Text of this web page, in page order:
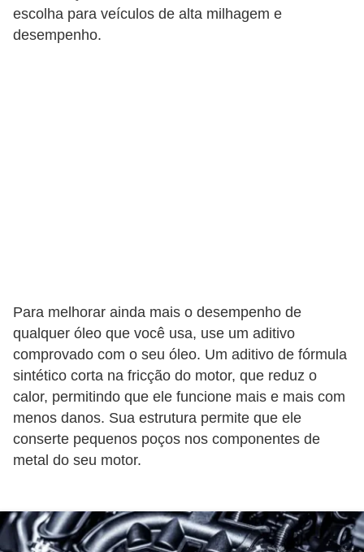
escolha para veículos de alta milhagem e
desempenho.
Para melhorar ainda mais o desempenho de
qualquer óleo que você usa, use um aditivo
comprovado com o seu óleo. Um aditivo de fórmula
sintético corta na fricção do motor, que reduz o
calor, permitindo que ele funcione mais e mais com
menos danos. Sua estrutura permite que ele
conserte pequenos poços nos componentes de
metal do seu motor.
a
m
u
l
o
M
e
c
n
i